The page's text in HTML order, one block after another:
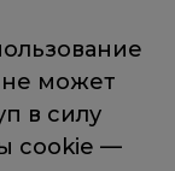
не может
в силу
cookie —